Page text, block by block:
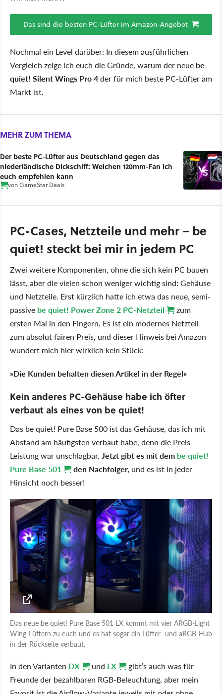
Das sind die besten PC-Lüfter im Amazon-Angebot
Nochmal ein Level darüber: In diesem ausführlichen
Vergleich zeige ich euch die Gründe, warum der neue be
quiet! Silent Wings Pro 4der für mich beste PC-Lüfter am
Markt ist.
MEHR ZUM THEMA
Der beste PC-Lüfter aus Deutschland gegen das
niederländische Dickschiff: Welchen 120mm-Fan ich
euch empfehlen kann
vonGameStar Deals
PC-Cases, Netzteile und mehr – be
quiet! steckt bei mir in jedem PC
Zwei weitere Komponenten, ohne die sich kein PC bauen
lässt, aber die vielen schon weniger wichtig sind: Gehäuse
und Netzteile. Erst kürzlich hatte ich etwa das neue, semi-
passive be quiet! Power Zone 2 PC-Netzteil
zum
ersten Mal in den Fingern. Es ist ein modernes Netzteil
zum absolut fairen Preis, und dieser Hinweis bei Amazon
wundert mich hier wirklich kein Stück:
»Die Kunden behalten diesen Artikel in der Regel«
Kein anderes PC-Gehäuse habe ich öfter
verbaut als eines von be quiet!
Das be quiet! Pure Base 500 ist das Gehäuse, das ich mit
Abstand am häufigsten verbaut habe, denn die Preis-
Leistung war unschlagbar. Jetzt gibt es mit dem be quiet!
Pure Base 501
den Nachfolger, und es ist in jeder
Hinsicht noch besser!
Das neue be quiet! Pure Base 501 LX kommt mit vier ARGB-Light
Wing-Lüftern zu euch und es hat sogar ein Lüfter- und aRGB-Hub
in der Rückseite verbaut.
In den Varianten DX und LX
gibt’s auch was für
Freunde der bezahlbaren RGB-Beleuchtung, aber mein